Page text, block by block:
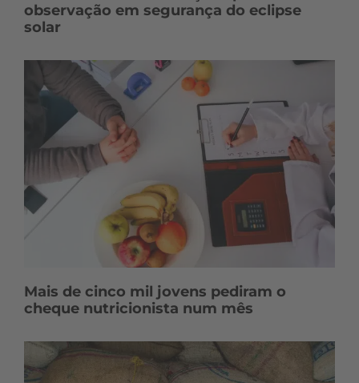
observação em segurança do eclipse
solar
Mais de cinco mil jovens pediram o
cheque nutricionista num mês